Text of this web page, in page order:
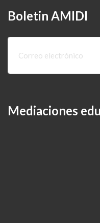
Boletin AMIDI
Mediaciones